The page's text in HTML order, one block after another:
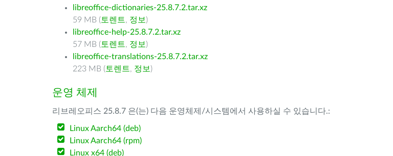
libreoffice-dictionaries-25.8.7.2.tar.xz
59 MB ( 토렌트, 정보 )
libreoffice-help-25.8.7.2.tar.xz
57 MB ( 토렌트, 정보 )
libreoffice-translations-25.8.7.2.tar.xz
223 MB ( 토렌트, 정보 )
운영 체제
리브레오피스 25.8.7 은(는) 다음 운영체제/시스템에서 사용하실 수 있습니다.:
Linux Aarch64 (deb)
Linux Aarch64 (rpm)
Linux x64 (deb)